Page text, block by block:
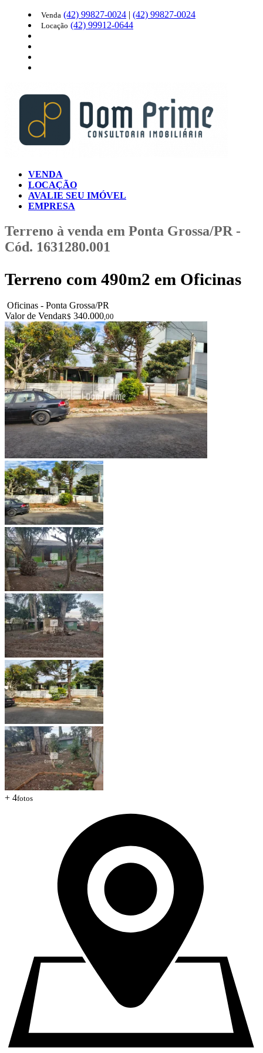
Venda (42) 99827-0024 | (42) 99827-0024
Locação (42) 99912-0644
VENDA
LOCAÇÃO
AVALIE SEU IMÓVEL
EMPRESA
Terreno à venda em Ponta Grossa/PR -
Cód. 1631280.001
Terreno com 490m2 em Oficinas
Oficinas - Ponta Grossa/PR
Valor de VendaR$ 340.000,00
+ 4fotos